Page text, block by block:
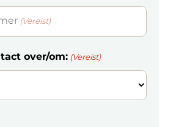
(Vereist)
over/om: (Vereist)